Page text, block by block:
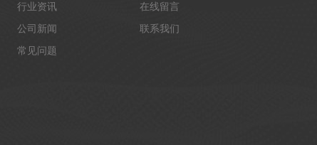
行业资讯
公司新闻
常见问题
在线留言
联系我们